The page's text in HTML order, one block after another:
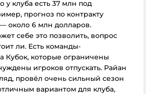
у клуба есть 37 млн под
прогноз по контракту
около 6 млн долларов.
себе это позволить, вопрос
ли. Есть команды-
Кубок, которые ограничены
игроков отпускать. Райан
провёл очень сильный сезон
вариантом для клуба,